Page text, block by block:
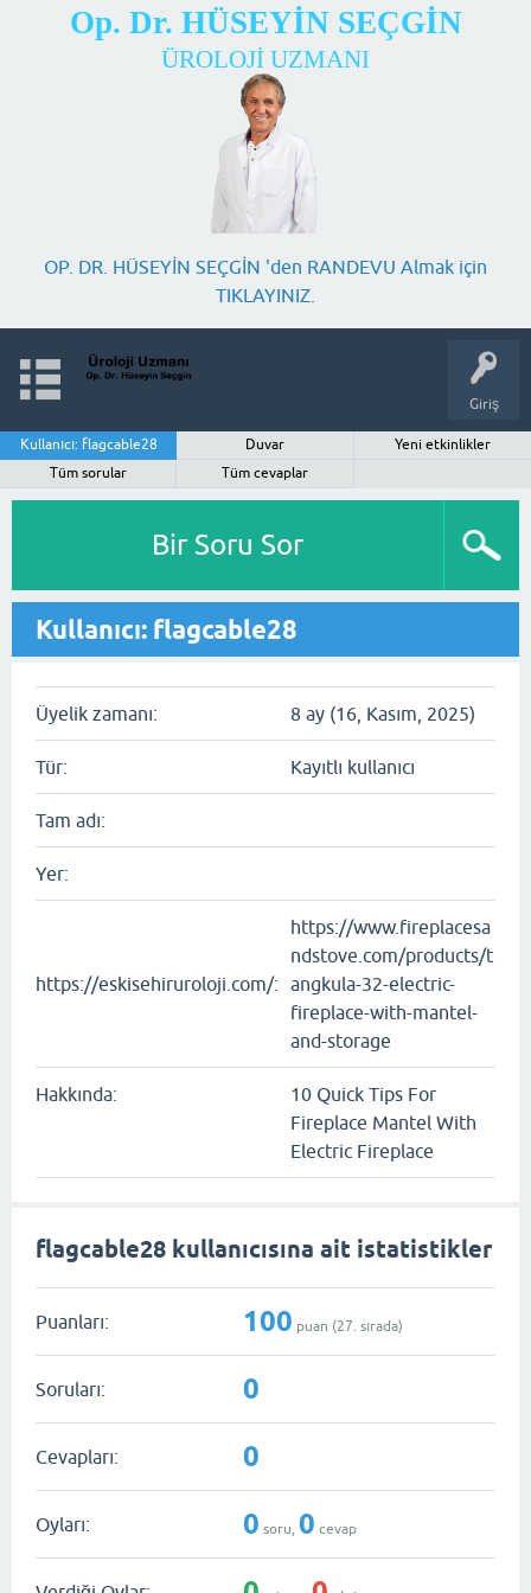
Op. Dr. HÜSEYİN SEÇGİN
ÜROLOJİ UZMANI
OP. DR. HÜSEYİN SEÇGİN 'den RANDEVU Almak için
TIKLAYINIZ.
Giriş
Kullanıcı: flagcable28 Duvar
Yeni etkinlikler
Tüm sorular
Tüm cevaplar
Bir Soru Sor
Kullanıcı: flagcable28
Üyelik zamanı: 8 ay (16, Kasım, 2025)
Tür: Kayıtlı kullanıcı
Tam adı:
Yer:
https://eskisehiruroloji.com/:
https://www.fireplacesa
ndstove.com/products/t
angkula-32-electric-
fireplace-with-mantel-
and-storage
Hakkında:
10 Quick Tips For
Fireplace Mantel With
Electric Fireplace
flagcable28 kullanıcısına ait istatistikler
Puanları: 100 puan (27 . sırada)
Soruları: 0
Cevapları: 0
Oyları: 0 soru, 0 cevap